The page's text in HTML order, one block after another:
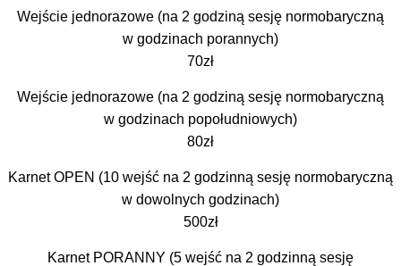
Wejście jednorazowe (na 2 godziną sesję normobaryczną
w godzinach porannych)
70zł
Wejście jednorazowe (na 2 godziną sesję normobaryczną
w godzinach popołudniowych)
80zł
Karnet OPEN (10 wejść na 2 godzinną sesję normobaryczną
w dowolnych godzinach)
500zł
Karnet PORANNY (5 wejść na 2 godzinną sesję